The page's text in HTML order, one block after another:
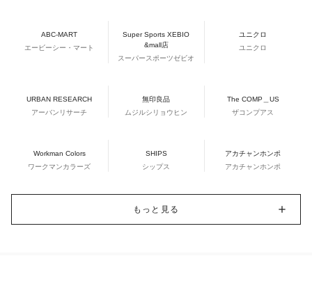
ABC-MART
エービーシー・マート
Super Sports XEBIO
&mall店
スーパースポーツゼビオ
ユニクロ
ユニクロ
URBAN RESEARCH
アーバンリサーチ
無印良品
ムジルシリョウヒン
The COMP＿US
ザコンプアス
Workman Colors
ワークマンカラーズ
SHIPS
シップス
アカチャンホンポ
アカチャンホンポ
もっと見る